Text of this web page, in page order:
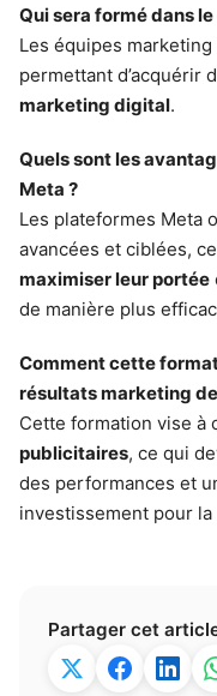
Qui sera formé dans
Les équipes
permettant d’acquérir
marketing digital.
Quels sont les
Meta ?
Les plateformes Meta
avancées et ciblées,
maximiser leur portée
de manière plus
Comment cette
résultats marketing de
Cette formation vise à
publicitaires, ce qui
des performances et
investissement pour la
Partager cet